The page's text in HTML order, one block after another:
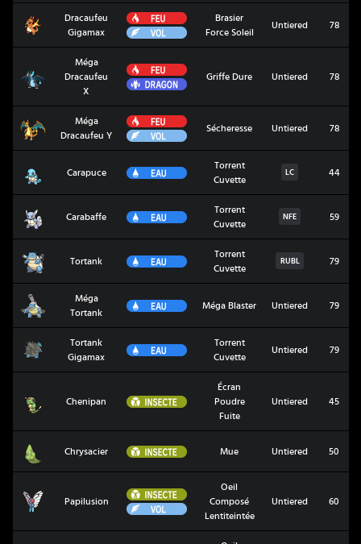
Dracaufeu Gigamax
Dracaufeu
Gigamax
Feu
Vol
Brasier
Force Soleil
Untiered 78
Méga Dracaufeu X
Méga
Dracaufeu
X
Feu
Dragon
Griffe Dure Untiered 78
Méga Dracaufeu Y
Méga
Dracaufeu Y
Feu
Vol
Sécheresse Untiered 78
Carapuce Eau
Torrent
Cuvette
LC 44
Carabaffe Eau
Torrent
Cuvette
NFE 59
Tortank Eau
Torrent
Cuvette
RUBL 79
Méga Tortank
Méga
Tortank
Eau Méga Blaster Untiered 79
Tortank Gigamax
Tortank
Gigamax
Eau
Torrent
Cuvette
Untiered 79
Chenipan Insecte
Écran
Poudre
Fuite
Untiered 45
Chrysacier Insecte Mue Untiered 50
Papilusion
Insecte
Vol
Oeil
Composé
Lentiteintée
Untiered 60